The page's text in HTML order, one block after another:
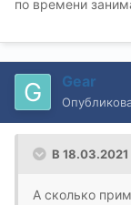
по времени
Gear
В 18.03.2021
А сколько